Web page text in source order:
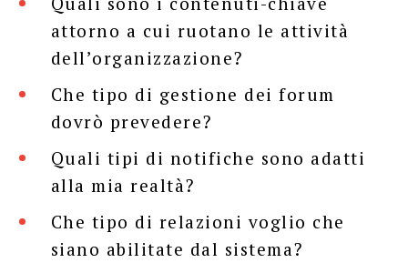
attorno a cui ruotano le attività
dell’organizzazione?
Che tipo di gestione dei forum
dovrò prevedere?
Quali tipi di notifiche sono adatti
alla mia realtà?
Che tipo di relazioni voglio che
siano abilitate dal sistema?